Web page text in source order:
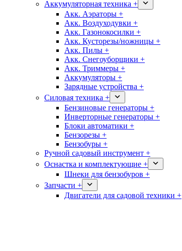
Аккумуляторная техника +
Акк. Аэраторы +
Акк. Воздуходувки +
Акк. Газонокосилки +
Акк. Кусторезы/ножницы +
Акк. Пилы +
Акк. Снегоуборщики +
Акк. Триммеры +
Аккумуляторы +
Зарядные устройства +
Силовая техника +
Бензиновые генераторы +
Инверторные генераторы +
Блоки автоматики +
Бензорезы +
Бензобуры +
Ручной садовый инструмент +
Оснастка и комплектующие +
Шнеки для бензобуров +
Запчасти +
Двигатели для садовой техники +